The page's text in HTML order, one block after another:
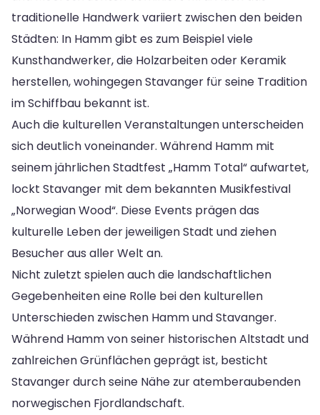
traditionelle Handwerk variiert zwischen den beiden
Städten: In Hamm gibt es zum Beispiel viele
Kunsthandwerker, die Holzarbeiten oder Keramik
herstellen, wohingegen Stavanger für seine Tradition
im Schiffbau bekannt ist.
Auch die kulturellen Veranstaltungen unterscheiden
sich deutlich voneinander. Während Hamm mit
seinem jährlichen Stadtfest „Hamm Total“ aufwartet,
lockt Stavanger mit dem bekannten Musikfestival
„Norwegian Wood“. Diese Events prägen das
kulturelle Leben der jeweiligen Stadt und ziehen
Besucher aus aller Welt an.
Nicht zuletzt spielen auch die landschaftlichen
Gegebenheiten eine Rolle bei den kulturellen
Unterschieden zwischen Hamm und Stavanger.
Während Hamm von seiner historischen Altstadt und
zahlreichen Grünflächen geprägt ist, besticht
Stavanger durch seine Nähe zur atemberaubenden
norwegischen Fjordlandschaft.